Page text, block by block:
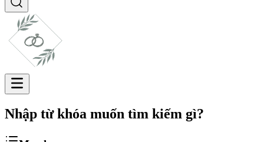
Nhập từ khóa muốn tìm kiếm gì?